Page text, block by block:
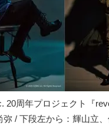
20周年プロジェクト『
弥 / 下段左から：輝山立